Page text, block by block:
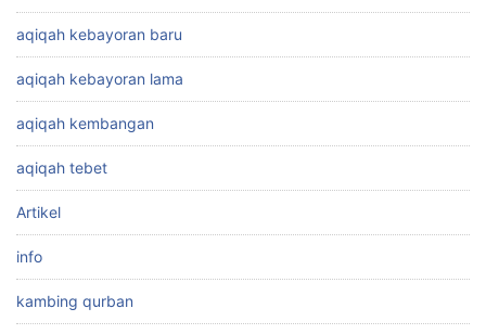
aqiqah kebayoran baru
aqiqah kebayoran lama
aqiqah kembangan
aqiqah tebet
Artikel
info
kambing qurban